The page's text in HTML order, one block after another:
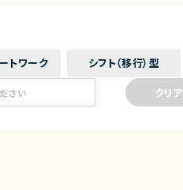
トワーク シフト（移行） 型
クリア